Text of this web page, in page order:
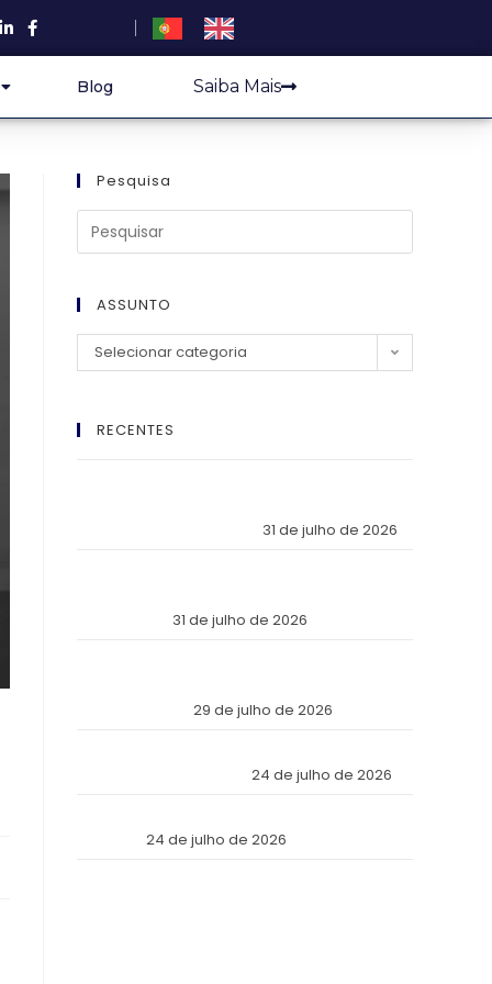
Blog Saiba Mais
Pesquisa
ASSUNTO
Selecionar categoria
RECENTES
31 de julho de 2026
31 de julho de 2026
29 de julho de 2026
24 de julho de 2026
24 de julho de 2026